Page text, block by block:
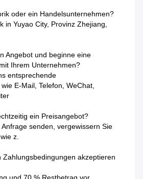
oder ein Handelsunternehmen?
in Yuyao City, Provinz Zhejiang,
Angebot und beginne eine
Ihrem Unternehmen?
entsprechende
E-Mail, Telefon, WeChat,
ein Preisangebot?
senden, vergewissern Sie
z.
Zahlungsbedingungen akzeptieren